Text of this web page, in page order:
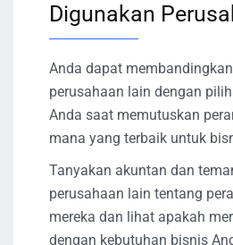
Digunakan
Anda dapat
perusahaan lain dengan
Anda saat memutuskan
mana yang terbaik untuk
Tanyakan akuntan dan
perusahaan lain tentang
mereka dan lihat apakah
dengan kebutuhan bisnis